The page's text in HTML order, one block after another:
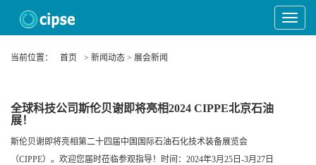
Toggle
当前位置：
首页 > 新闻动态 > 展会新闻
全球科技公司斯伦贝谢即将亮相2024 CIPPE北京石油
展！
斯伦贝谢即将亮相第二十四届中国国际石油石化技术装备展览会
（CIPPE）。欢迎您届时莅临参观指导！时间：2024年3月25日-3月27日